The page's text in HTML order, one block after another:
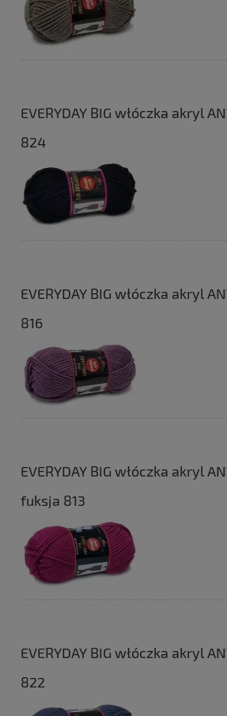
EVERYDAY BIG włóczka akryl
824
EVERYDAY BIG włóczka akryl
816
EVERYDAY BIG włóczka akryl
fuksja 813
EVERYDAY BIG włóczka akryl
822